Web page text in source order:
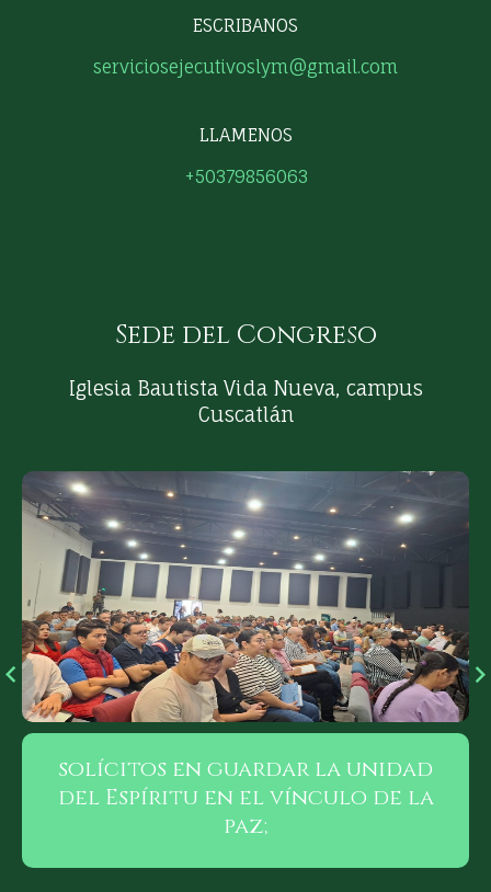
ESCRIBANOS
serviciosejecutivoslym@gmail.com
LLAMENOS
+50379856063
Sede del Congreso
Iglesia Bautista Vida Nueva, campus
Cuscatlán
¡Cuán bueno y cuán agradable es
que los hermanos convivan en
armonía!